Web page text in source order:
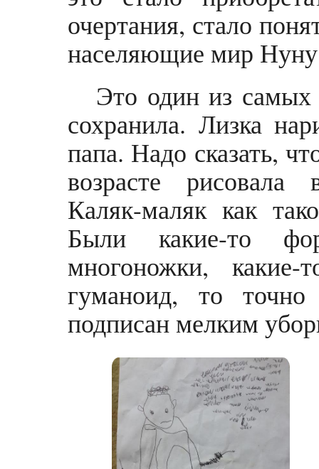
очертания, стало
населяющие мир
Это один из самых
сохранила. Лизка
папа. Надо сказать,
возрасте рисовала
Каляк-маляк как
Были какие-то
многоножки,
гуманоид, то
подписан мелким